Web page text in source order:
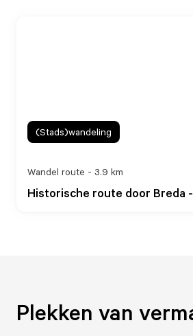
Historische route door Breda
Wandel route - 3.9 km
(Stads)wandeling
Plekken van